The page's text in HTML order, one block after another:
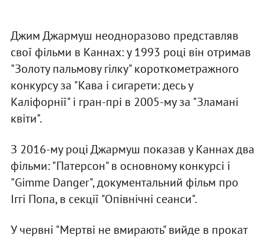
Джим Джармуш неодноразово представляв
свої фільми в Каннах: у 1993 році він отримав
"Золоту пальмову гілку" короткометражного
конкурсу за "Кава і сигарети: десь у
Каліфорнії" і гран-прі в 2005-му за "Зламані
квіти".
З 2016-му році Джармуш показав у Каннах два
фільми: "Патерсон" в основному конкурсі і
"Gimme Danger", документальний фільм про
Іггі Попа, в секції "Опівнічні сеанси".
У червні "Мертві не вмирають" вийде в прокат